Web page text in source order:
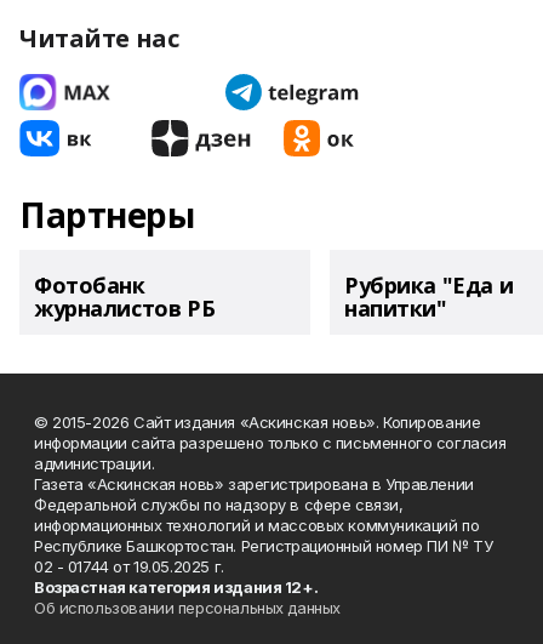
Читайте нас
Партнеры
Фотобанк
журналистов РБ
Рубрика "Еда и
напитки"
© 2015-2026 Сайт издания «Аскинская новь». Копирование
информации сайта разрешено только с письменного согласия
администрации.
Газета «Аскинская новь» зарегистрирована в Управлении
Федеральной службы по надзору в сфере связи,
информационных технологий и массовых коммуникаций по
Республике Башкортостан. Регистрационный номер ПИ № ТУ
02 - 01744 от 19.05.2025 г.
Возрастная категория издания 12+.
Об использовании персональных данных